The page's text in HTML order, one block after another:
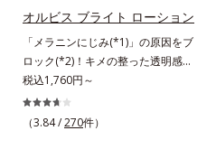
セル」を配合。カプセルが浸透して
から成分を放出する特殊技術によっ
て、高い浸透力(*2)と安定性を実
現。毛穴の目立ちをしっかりケア
(*3)して、ゆらぎやすいニキビ肌
を、みずみずしい清潔な垢抜け肌
(*4)へと導きます。たっぷりの保湿
オルビス ブライト ローション
「メラニンにじみ(*1)」の原因をブ
ロック(*2)！キメの整った透明感
(*3)のある肌印象へ導く美白(*2)化
粧水。業界初(*4)知見「メラニンの
第三のルート」である「横のひろが
税込1,760円～
（3.84 /270件）